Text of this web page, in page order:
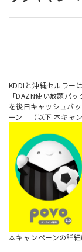
KDDIと沖縄セルラー
「DAZN使い放題パ
を後日キャッシュバ
ーン」（以下 本キャ
本キャンペーンの詳